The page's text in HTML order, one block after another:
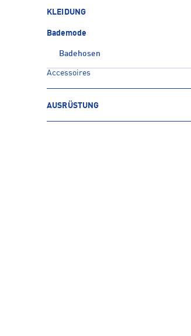
KLEIDUNG
Bademode
Badehosen
Accessoires
AUSRÜSTUNG